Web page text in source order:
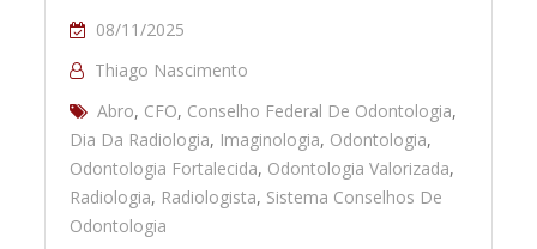
08/11/2025
Thiago Nascimento
Abro, CFO, Conselho Federal De Odontologia,
Dia Da Radiologia, Imaginologia, Odontologia,
Odontologia Fortalecida, Odontologia Valorizada,
Radiologia, Radiologista, Sistema Conselhos De
Odontologia